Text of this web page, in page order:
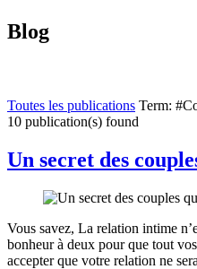
Blog
Toutes les publications Term:
10 publication(s) found
Un secret des
Vous savez, La relation intime
bonheur à deux pour que tout
accepter que votre relation ne